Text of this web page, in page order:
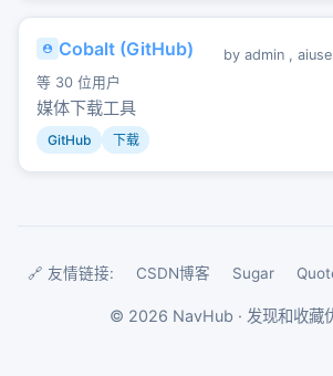
Cobalt (GitHub) by admin ,
等 30 位用户
媒体下载工具
GitHub 下载
🔗 友情链接: CSDN博客 Sugar
© 2026 NavHub · 发现和收藏